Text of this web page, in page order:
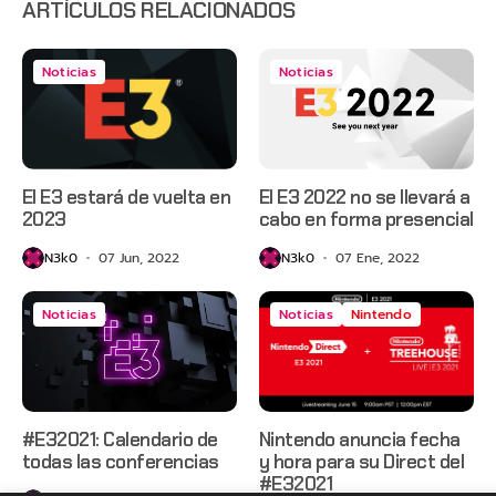
ARTÍCULOS RELACIONADOS
Noticias
El E3 estará de vuelta en
2023
N3k0 07 Jun, 2022
Noticias
El E3 2022 no se llevará a
cabo en forma presencial
N3k0 07 Ene, 2022
Noticias
#E32021: Calendario de
todas las conferencias
Noticias Nintendo
Nintendo anuncia fecha
y hora para su Direct del
#E32021